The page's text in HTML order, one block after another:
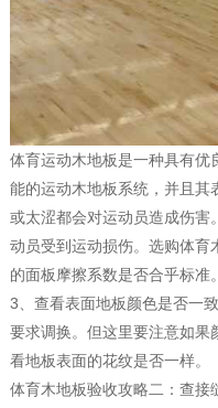
体育运动木地板是一种具有优
能的运动木地板系统，并且
或太涩都会对运动员造成伤害
动员受到运动损伤。选购体育
的面板摩擦系数是否合乎标准。
3、查看表面地板颜色是否一
要求调换。但这里要注意如果
看地板表面的花纹是否一样。
体育木地板验收攻略二：查接